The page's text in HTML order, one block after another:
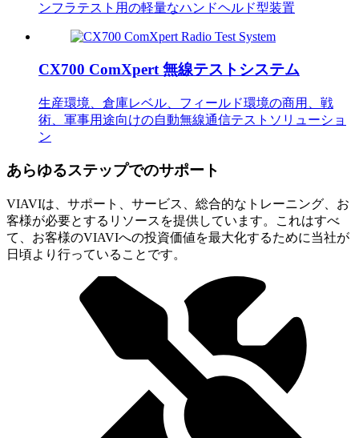
ンフラテスト用の軽量なハンドヘルド型装置
CX700 ComXpert 無線テストシステム
生産環境、倉庫レベル、フィールド環境の商用、戦
術、軍事用途向けの自動無線通信テストソリューショ
ン
あらゆるステップでのサポート
VIAVIは、サポート、サービス、総合的なトレーニング、お
客様が必要とするリソースを提供しています。これはすべ
て、お客様のVIAVIへの投資価値を最大化するために当社が
日頃より行っていることです。